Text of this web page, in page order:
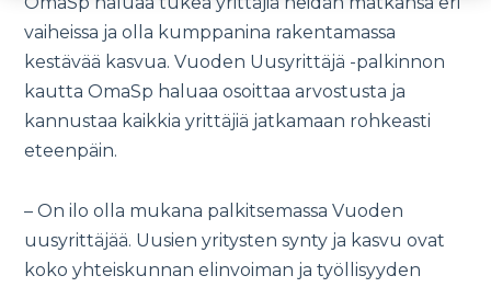
vaiheissa ja olla kumppanina rakentamassa
kestävää kasvua. Vuoden Uusyrittäjä -palkinnon
kautta OmaSp haluaa osoittaa arvostusta ja
kannustaa kaikkia yrittäjiä jatkamaan rohkeasti
eteenpäin.
– On ilo olla mukana palkitsemassa Vuoden
uusyrittäjää. Uusien yritysten synty ja kasvu ovat
koko yhteiskunnan elinvoiman ja työllisyyden